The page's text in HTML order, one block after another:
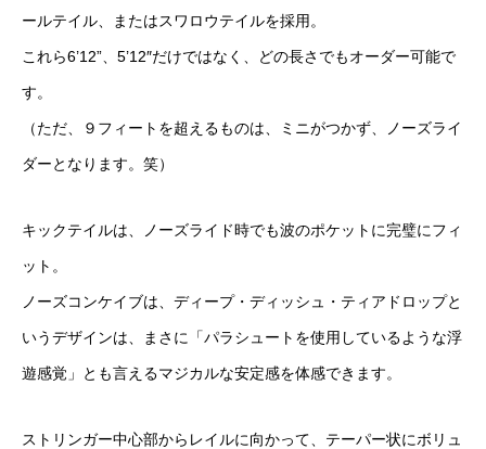
ールテイル、またはスワロウテイルを採用。
これら6’12”、5’12″だけではなく、どの長さでもオーダー可能で
す。
（ただ、９フィートを超えるものは、ミニがつかず、ノーズライ
ダーとなります。笑）
キックテイルは、ノーズライド時でも波のポケットに完璧にフィ
ット。
ノーズコンケイブは、ディープ・ディッシュ・ティアドロップと
いうデザインは、まさに「パラシュートを使用しているような浮
遊感覚」とも言えるマジカルな安定感を体感できます。
ストリンガー中心部からレイルに向かって、テーパー状にボリュ